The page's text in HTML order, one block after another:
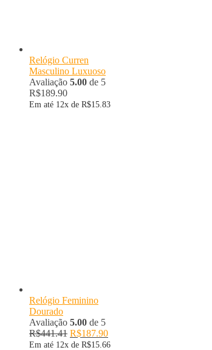
Relógio Curren
Masculino Luxuoso
Avaliação 5.00 de 5
R$189.90
Em até 12x de R$15.83
Relógio Feminino
Dourado
Avaliação 5.00 de 5
R$441.41 R$187.90
Em até 12x de R$15.66